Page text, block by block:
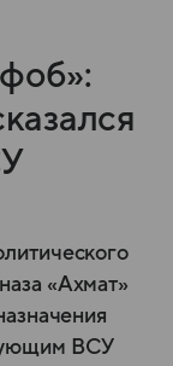
«Ахмат»
ВСУ